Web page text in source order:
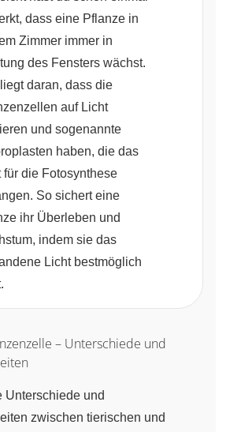
dass eine Pflanze in
Zimmer immer in
des Fensters wächst.
daran, dass die
auf Licht
und sogenannte
haben, die das
für die Fotosynthese
So sichert eine
ihr Überleben und
indem sie das
Licht bestmöglich
– Unterschiede und
Unterschiede und
zwischen tierischen und